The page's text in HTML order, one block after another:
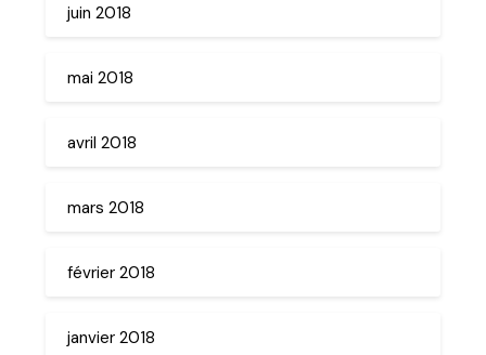
juin 2018
mai 2018
avril 2018
mars 2018
février 2018
janvier 2018